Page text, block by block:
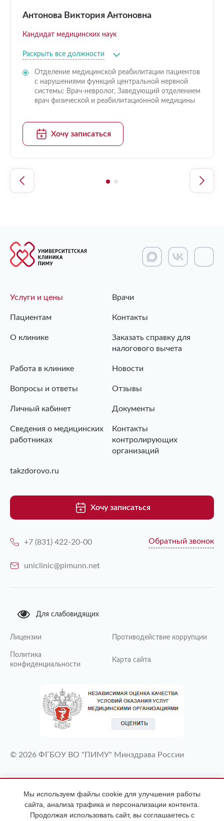
Антонова Виктория Антоновна
Кандидат медицинских наук
Раскрыть все должности
Отделение медицинской реабилитации пациентов
с нарушениями функций центральной нервной
системы: Врач-невролог, Заведующий отделением
врач физической и реабилитационной медицины
Хочу записаться
Услуги и цены Врачи
Пациентам Контакты
О клинике
Заказать справку для
налогового вычета
Работа в клинике Новости
Вопросы и ответы Отзывы
Личный кабинет Документы
Сведения о медицинских
работниках
Контакты
контролирующих
организаций
takzdorovo.ru
Хочу записаться
+7 (831) 422-20-00 Обратный звонок
uniclinic@pimunn.net
Для слабовидящих
Лицензии Противодействие коррупции
Политика
конфиденциальности
Карта сайта
© 2026 ФГБОУ ВО "ПИМУ" Минздрава России
ИМЕЮТСЯ ПРОТИВОПОКАЗАНИЯ
НЕОБХОДИМА КОНСУЛЬТАЦИЯ
СПЕЦИАЛИСТА
Мы используем файлы cookie для улучшения работы
сайта, анализа трафика и персонализации контента.
Продолжая использовать сайт, вы соглашаетесь с